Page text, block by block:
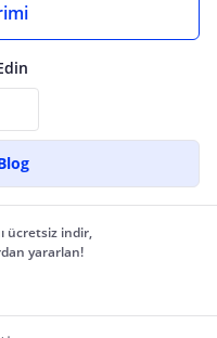
ücretsiz indir,
yararlan!